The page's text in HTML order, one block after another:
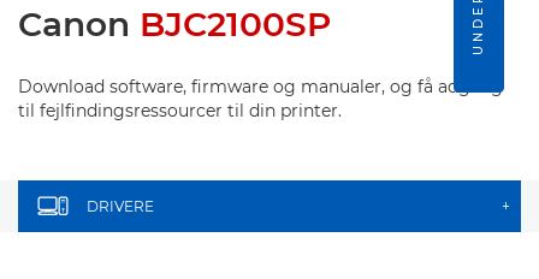
Canon BJC2100SP
Download software, firmware og manualer, og få adgang
til fejlfindingsressourcer til din printer.
DRIVERE +